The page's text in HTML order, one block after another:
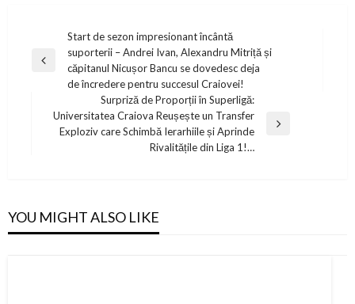
navigation
Previous
Start de sezon impresionant încântă
suporterii – Andrei Ivan, Alexandru Mitriță și
căpitanul Nicușor Bancu se dovedesc deja
de încredere pentru succesul Craiovei!
Next
Surpriză de Proporții în Superligă:
Universitatea Craiova Reușește un Transfer
Exploziv care Schimbă Ierarhiile și Aprinde
Rivalitățile din Liga 1!…
YOU MIGHT ALSO LIKE